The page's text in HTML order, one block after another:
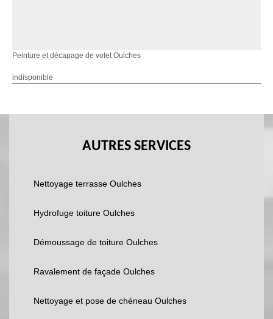
Peinture et décapage de volet Oulches
indisponible
AUTRES SERVICES
Nettoyage terrasse Oulches
Hydrofuge toiture Oulches
Démoussage de toiture Oulches
Ravalement de façade Oulches
Nettoyage et pose de chéneau Oulches